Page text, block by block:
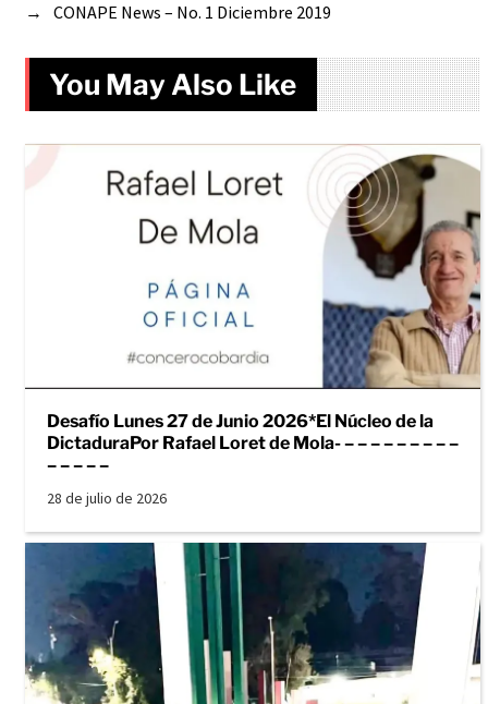
→
CONAPE News – No. 1 Diciembre 2019
You May Also Like
Desafío Lunes 27 de Junio 2026*El Núcleo de la
DictaduraPor Rafael Loret de Mola- – – – – – – – – –
– – – – –
28 de julio de 2026